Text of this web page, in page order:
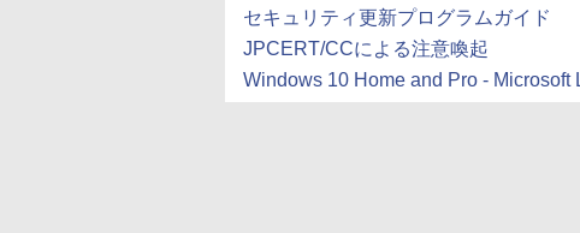
セキュリティ更新プログラムガイド
JPCERT/CCによる注意喚起
Windows 10 Home and Pro - Microsoft